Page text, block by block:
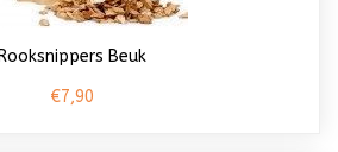
Rooksnippers Beuk
€7,90